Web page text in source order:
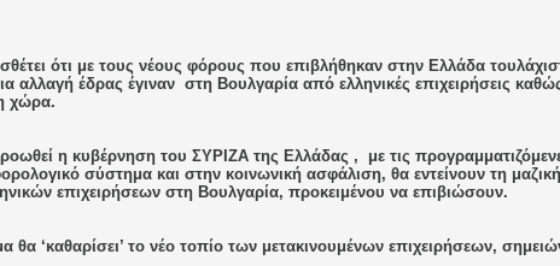
ότι με τους νέους φόρους που επιβλήθηκαν στην Ελλάδα
αλλαγή έδρας έγιναν στη Βουλγαρία από ελληνικές επιχειρήσεις
χώρα.
η κυβέρνηση του ΣΥΡΙΖΑ της Ελλάδας ,
με τις
σύστημα και στην κοινωνική ασφάλιση, θα εντείνουν τη μαζική
επιχειρήσεων στη Βουλγαρία, προκειμένου να επιβιώσουν.
θα ‘καθαρίσει’ το νέο τοπίο των μετακινουμένων επιχειρήσεων,